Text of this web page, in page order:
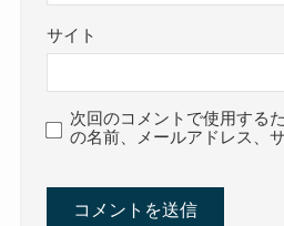
サイト
次回のコメントで使用する
の名前、メールアドレス、